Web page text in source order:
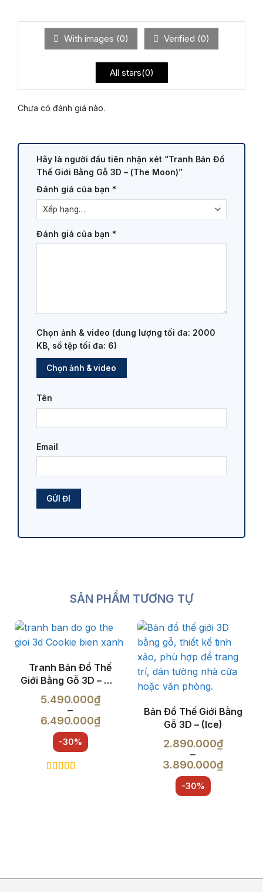
1
With images (0) Verified (0)
All stars(0)
Chưa có đánh giá nào.
Hãy là người đầu tiên nhận xét “Tranh Bản Đồ
Thế Giới Bằng Gỗ 3D – (The Moon)”
Đánh giá của bạn *
Đánh giá của bạn *
Chọn ảnh & video (dung lượng tối đa: 2000
KB, số tệp tối đa: 6)
Chọn ảnh & video
Tên
Email
SẢN PHẨM TƯƠNG TỰ
Tranh Bản Đồ Thế
Giới Bằng Gỗ 3D – Mix
4 màu – Nền Xanh
(Cookie)
5.490.000₫
–
6.490.000₫
Khoảng
giá:
từ
5.490.000₫
đến
Bản Đồ Thế Giới Bằng
Gỗ 3D – (Ice)
2.890.000₫
–
3.890.000₫
Khoảng
giá:
từ